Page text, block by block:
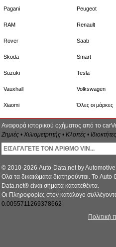
Pagani Peugeot
RAM Renault
Rover Saab
Skoda Smart
Suzuki Tesla
Vauxhall Volkswagen
Xiaomi Όλες οι μάρκες
Αναφορά ιστορικού οχήματος από το
Ζημιές • Χιλιομετρητής • Κλοπές •
© 2010-2026 Auto-Data.net by
Ολα τα δικαιώματα διατηρούνται. Το
Data.net® είναι σήματα κατατεθέντα.
Οι Πληροφορίες στον κατάλογο
0.0055711269378662